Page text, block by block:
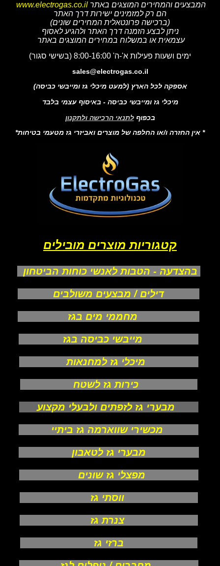
המבצעים והמחירים המוצגים באתר www.electrogas.co.il
הם רק למזמינים ישירות דרך האתר
(ברכישה פרונטאלית המחירים שונים)
ניתן לבצע הזמנה דרך האתר ולהגיע לאסוף
עצמאית או במשלוח במחירים המוצגים באתר
ימים ושעות פעילות א'-ה' 8:00-16:00 (בשישי סגור)
sales@electrogas.co.il
אספקה לכל הארץ (למעט מיכלי גז ומייבשי כביסה)
מיכלי גז ומייבשי כביסה - באיסוף עצמי בלבד
בכפוף לתנאי הרכישה ולתקנון
* אין החזרה ו/או החלפה של מוצרים ואביזרי גז מטעמי בטיחות*
קטגוריות מוצרים מובילים
בהצדעה - הטבות לאנשי כוחות הביטחון
דילים / מבצעים משולבים
מחממי מים בגז
מייבשי כביסה בגז
מיכלי גז למחנאות
כירות גז לשטח
מבערי גז לזפתים ולבעלי מקצוע
מכשירי שווארמה גז ביתיי
מבערי גז לטאבון
מפצלי גז שונים
ווסתי גז
צנרת גז
ברזי גז